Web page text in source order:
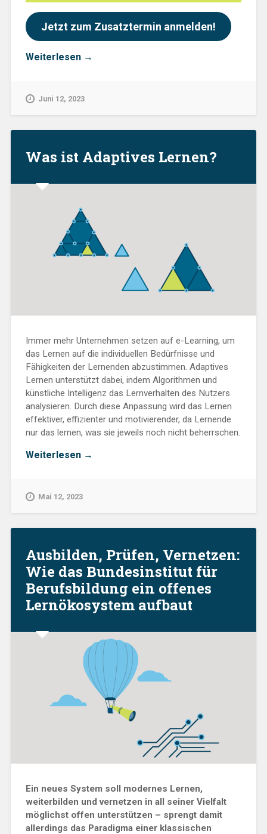
Jetzt zum Zusatztermin anmelden!
Weiterlesen „Online-
zu
→
Juni 12, 2023
Was ist Adaptives Lernen?
Immer mehr Unternehmen setzen auf e-Learning, um
das Lernen auf die individuellen Bedürfnisse und
Fähigkeiten der Lernenden abzustimmen. Adaptives
Lernen unterstützt dabei, indem Algorithmen und
künstliche Intelligenz das Lernverhalten des Nutzers
analysieren. Durch diese Anpassung wird das Lernen
effektiver, effizienter und motivierender, da Lernende
nur das lernen, was sie jeweils noch nicht beherrschen.
Weiterlesen „Was
→
Mai 12, 2023
Ausbilden, Prüfen, Vernetzen:
Wie das Bundesinstitut für
Berufsbildung ein offenes
Lernökosystem aufbaut
Ein neues System soll modernes Lernen,
weiterbilden und vernetzen in all seiner Vielfalt
möglichst offen unterstützen – sprengt damit
allerdings das Paradigma einer klassischen